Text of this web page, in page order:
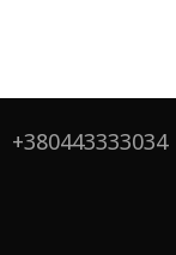
+380443333034